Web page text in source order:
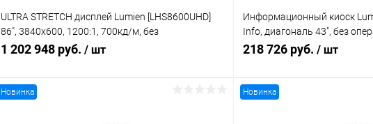
ULTRA STRETCH дисплей Lumien [LHS8600UHD]
86", 3840x600, 1200:1, 700кд/м, без
операционной системы, 24/7, альбомная/
1 202 948 руб. / шт
Информационный киоск
Info, диагональ 43", без
яркость 350 кд/кв.м,
218 726 руб. / шт
Новинка Новинка